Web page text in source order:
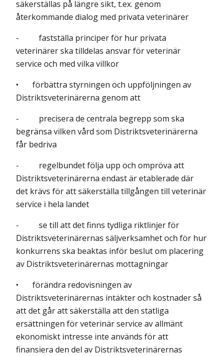
säkerställas på längre sikt, t.ex. genom
återkommande dialog med privata veterinärer
- fastställa principer för hur privata
veterinärer ska tilldelas ansvar för veterinär
service och med vilka villkor
• förbättra styrningen och uppföljningen av
Distriktsveterinärerna genom att
- precisera de centrala begrepp som ska
begränsa vilken vård som Distriktsveterinärerna
får bedriva
- regelbundet följa upp och ompröva att
Distriktsveterinärerna endast är etablerade där
det krävs för att säkerställa tillgången till veterinär
service i hela landet
- se till att det finns tydliga riktlinjer för
Distriktsveterinärernas säljverksamhet och för hur
konkurrens ska beaktas inför beslut om placering
av Distriktsveterinärernas mottagningar
• förändra redovisningen av
Distriktsveterinärernas intäkter och kostnader så
att det går att säkerställa att den statliga
ersättningen för veterinär service av allmänt
ekonomiskt intresse inte används för att
finansiera den del av Distriktsveterinärernas